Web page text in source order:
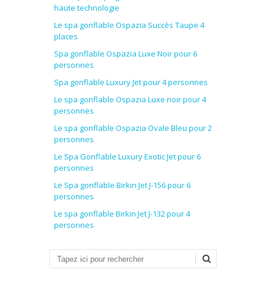
haute technologie
Le spa gonflable Ospazia Succès Taupe 4
places
Spa gonflable Ospazia Luxe Noir pour 6
personnes
Spa gonflable Luxury Jet pour 4 personnes
Le spa gonflable Ospazia Luxe noir pour 4
personnes
Le spa gonflable Ospazia Ovale Bleu pour 2
personnes
Le Spa Gonflable Luxury Exotic Jet pour 6
personnes
Le Spa gonflable Birkin Jet J-156 pour 6
personnes
Le spa gonflable Birkin Jet J-132 pour 4
personnes
Recherche